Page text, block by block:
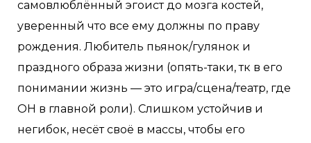
самовлюблённый эгоист до мозга костей,
уверенный что все ему должны по праву
рождения. Любитель пьянок/гулянок и
праздного образа жизни (опять-таки, тк в его
понимании жизнь — это игра/сцена/театр, где
ОН в главной роли). Слишком устойчив и
негибок, несёт своё в массы, чтобы его